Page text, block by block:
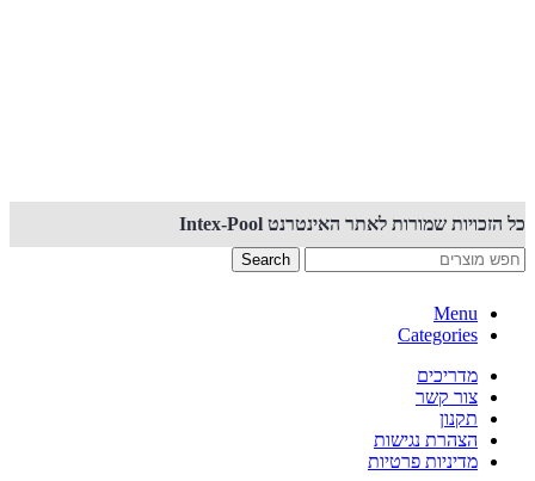
כל הזכויות שמורות לאתר האינטרנט Intex-Pool
Search
Menu
Categories
מדריכים
צור קשר
תקנון
הצהרת נגישות
מדיניות פרטיות